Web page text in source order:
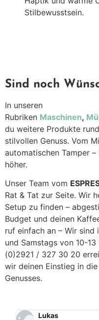
Stilbewusstsein.
Sind noch
In unseren
Rubriken Maschinen,
du weitere Produkte
stilvollen Genuss. Vom
automatischen Tamper
höher.
Unser Team vom
Rat & Tat zur Seite. Wir
Setup zu finden –
Budget und deinen
ruf einfach an – Wir sind
und Samstags von 10-
(0)2921 / 327 30 20
wir deinen Einstieg in
Genusses.
Lukas